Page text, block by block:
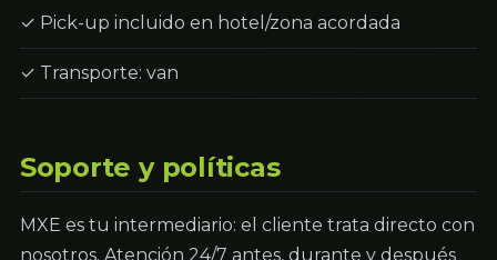
✓ Pick-up incluido en hotel/zona acordada
✓ Transporte: van
Soporte y políticas
MXE es tu intermediario: el cliente trata directo con
nosotros. Atención 24/7 antes, durante y después